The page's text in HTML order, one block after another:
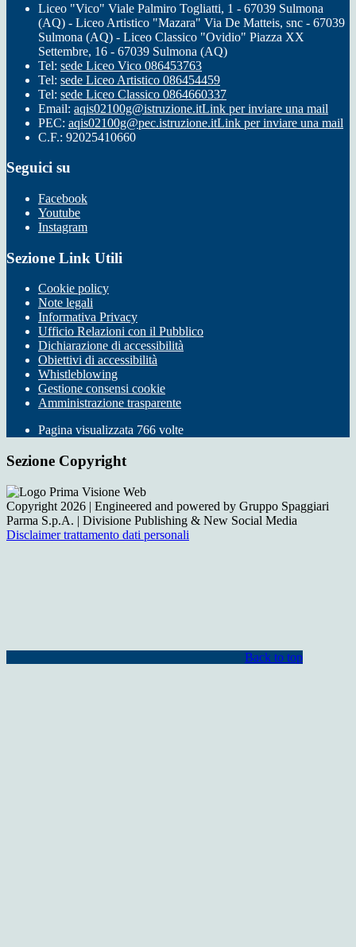
Liceo "Vico" Viale Palmiro Togliatti, 1 - 67039 Sulmona
(AQ) - Liceo Artistico "Mazara" Via De Matteis, snc - 67039
Sulmona (AQ) - Liceo Classico "Ovidio" Piazza XX
Settembre, 16 - 67039 Sulmona (AQ)
Tel: sede Liceo Vico 086453763
Tel: sede Liceo Artistico 086454459
Tel: sede Liceo Classico 0864660337
Email: aqis02100g@istruzione.itLink per inviare una mail
PEC: aqis02100g@pec.istruzione.itLink per inviare una mail
C.F.: 92025410660
Seguici su
Facebook
Youtube
Instagram
Sezione Link Utili
Cookie policy
Note legali
Informativa Privacy
Ufficio Relazioni con il Pubblico
Dichiarazione di accessibilità
Obiettivi di accessibilità
Whistleblowing
Gestione consensi cookie
Amministrazione trasparente
Pagina visualizzata 766 volte
Sezione Copyright
Copyright 2026 | Engineered and powered by Gruppo Spaggiari
Parma S.p.A. | Divisione Publishing & New Social Media
Disclaimer trattamento dati personali
Back to top